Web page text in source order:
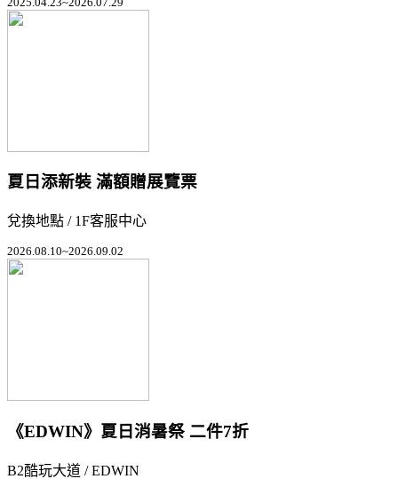
夏日添新裝 滿額贈展覽票
兌換地點 / 1F客服中心
2026.08.10~2026.09.02
《EDWIN》夏日消暑祭 二件7折
B2酷玩大道 / EDWIN